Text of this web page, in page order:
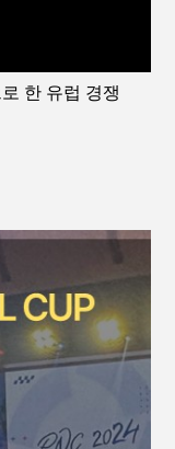
한 유럽 경쟁